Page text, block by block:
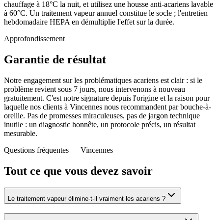
chauffage à 18°C la nuit, et utilisez une housse anti-acariens lavable
à 60°C. Un traitement vapeur annuel constitue le socle ; l'entretien
hebdomadaire HEPA en démultiplie l'effet sur la durée.
Approfondissement
Garantie de résultat
Notre engagement sur les problématiques acariens est clair : si le
problème revient sous 7 jours, nous intervenons à nouveau
gratuitement. C'est notre signature depuis l'origine et la raison pour
laquelle nos clients à Vincennes nous recommandent par bouche-à-
oreille. Pas de promesses miraculeuses, pas de jargon technique
inutile : un diagnostic honnête, un protocole précis, un résultat
mesurable.
Questions fréquentes — Vincennes
Tout ce que vous devez savoir
Le traitement vapeur élimine-t-il vraiment les acariens ?